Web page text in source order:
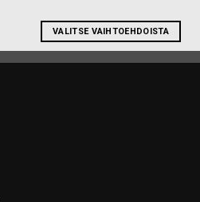
VALITSE VAIHTOEHDOISTA
Tällä
tuotteella